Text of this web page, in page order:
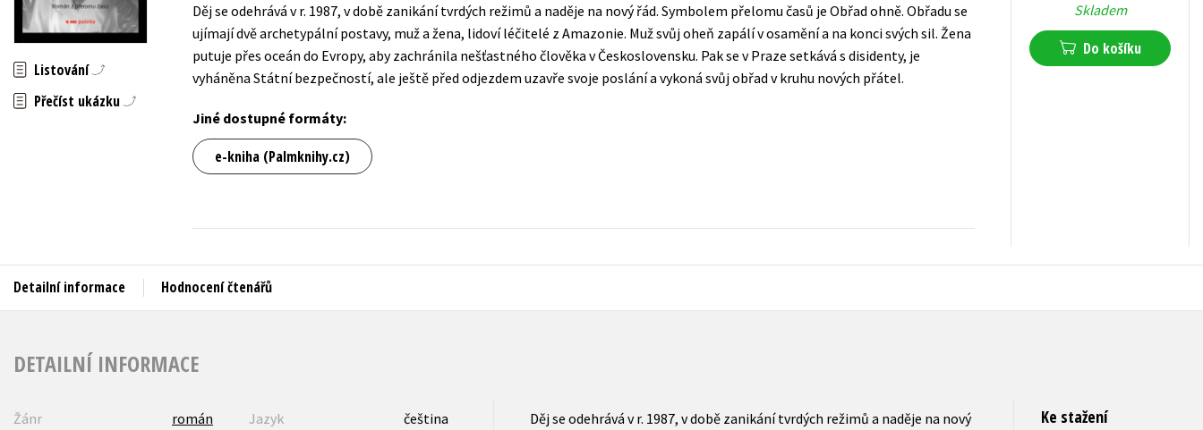
Beletrie pro děti
Jazyky
Kalendáře
Kariéra a osobní rozvoj
Komiks
Populárně - naučné pro děti
Předškoláci
Příroda a zahrada
Young adult (SK)
Zahraniční literatura
Zdraví a životní styl
Listování
Přečíst ukázku
Děj se odehrává v r. 1987, v době zanikání tvrdých režimů a naděje na nový řád. Symbolem přelomu časů je Obřad ohně. Obřadu se
ujímají dvě archetypální postavy, muž a žena, lidoví léčitelé z Amazonie. Muž svůj oheň zapálí v osamění a na konci svých sil. Žena
putuje přes oceán do Evropy, aby zachránila nešťastného člověka v Československu. Pak se v Praze setkává s disidenty, je
vyháněna Státní bezpečností, ale ještě před odjezdem uzavře svoje poslání a vykoná svůj obřad v kruhu nových přátel.
Jiné dostupné formáty:
e-kniha (Palmknihy.cz)
Skladem
Do košíku
Detailní informace Hodnocení čtenářů
DETAILNÍ INFORMACE
Žánr román Jazyk čeština
Děj se odehrává v r. 1987, v době zanikání tvrdých režimů a naděje na nový
Ke stažení